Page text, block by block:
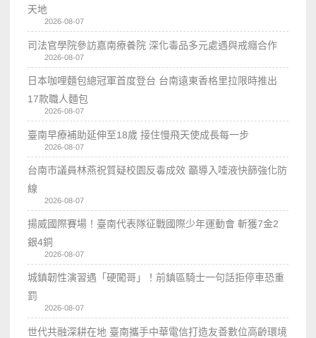
天地
2026-08-07
司法官學院參訪嘉南療養院 深化毒品多元處遇與戒癮合作
2026-08-07
日本咖哩麵包總冠軍首度登台 台南遠東香格里拉限時推出
17款職人麵包
2026-08-07
臺南早療補助延伸至18歲 接住慢飛天使成長每一步
2026-08-07
台南市議員林燕祝質疑校園反毒成效 籲導入唾液快篩強化防
線
2026-08-07
揚威國際賽場！臺南代表隊征戰國際少年運動會 斬獲7金2
銀4銅
2026-08-07
城鎮韌性演習遇「硬闖哥」！前鎮區騎士一句話拒停車恐重
罰
2026-08-07
世代共融深耕在地 臺南攜手中華電信打造友善數位高齡環境